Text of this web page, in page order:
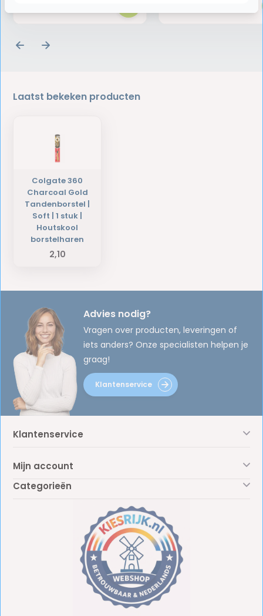
Laatst bekeken producten
Colgate 360
Charcoal Gold
Tandenborstel |
Soft | 1 stuk |
Houtskool
borstelharen
2,10
Advies nodig?
Vragen over producten, leveringen of
iets anders? Onze specialisten helpen je
graag!
Klantenservice
Klantenservice
Mijn account
Categorieën